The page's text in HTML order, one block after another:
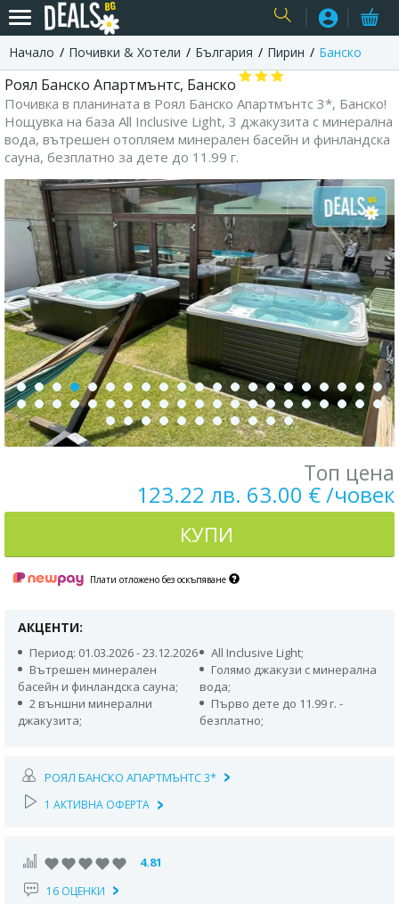
USER
Начало Почивки & Хотели България Пирин Банско
Роял Банско Апартмънтс, Банско
Почивка в планината в Роял Банско Апартмънтс 3*, Банско!
Нощувка на база All Inclusive Light, 3 джакузита с минерална
вода, вътрешен отопляем минерален басейн и финландска
сауна, безплатно за дете до 11.99 г.
Топ цена
123.22 лв. 63.00 € /човек
КУПИ
Плати отложено без оскъпяване
АКЦЕНТИ:
Период: 01.03.2026 - 23.12.2026
All Inclusive Light;
Вътрешен минерален
басейн и финландска сауна;
Голямо джакузи с минерална
вода;
2 външни минерални
джакузита;
Първо дете до 11.99 г. -
безплатно;
РОЯЛ БАНСКО АПАРТМЪНТС 3*
1 АКТИВНА ОФЕРТА
4.81
16 ОЦЕНКИ